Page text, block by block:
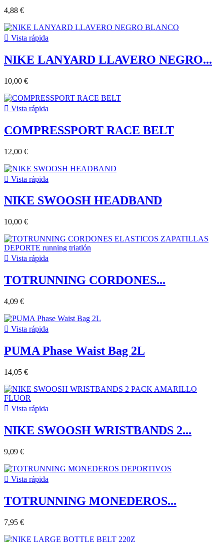
4,88 €
 Vista rápida
NIKE LANYARD LLAVERO NEGRO...
10,00 €
 Vista rápida
COMPRESSPORT RACE BELT
12,00 €
 Vista rápida
NIKE SWOOSH HEADBAND
10,00 €
 Vista rápida
TOTRUNNING CORDONES...
4,09 €
 Vista rápida
PUMA Phase Waist Bag 2L
14,05 €
 Vista rápida
NIKE SWOOSH WRISTBANDS 2...
9,09 €
 Vista rápida
TOTRUNNING MONEDEROS...
7,95 €